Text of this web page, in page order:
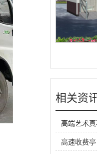
相关资
高端艺术
高速收费亭